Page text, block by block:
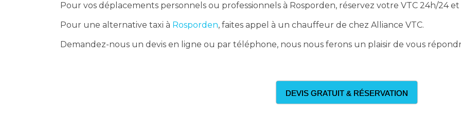
Pour vos déplacements personnels ou professionnels à Rosporden, réservez votre VTC 24h/24 et
Pour une alternative taxi à Rosporden, faites appel à un chauffeur de chez Alliance VTC.
Demandez-nous un devis en ligne ou par téléphone, nous nous ferons un plaisir de vous
DEVIS GRATUIT & RÉSERVATION